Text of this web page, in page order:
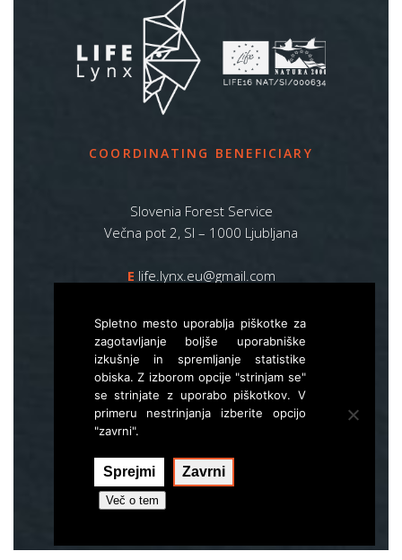
COORDINATING BENEFICIARY
Slovenia Forest Service
Večna pot 2, SI – 1000 Ljubljana
E life.lynx.eu@gmail.com
Sitemap
Izvedba:
Spletno mesto uporablja piškotke za
zagotavljanje boljše uporabniške
izkušnje in spremljanje statistike
obiska. Z izborom opcije "strinjam se"
se strinjate z uporabo piškotkov. V
primeru nestrinjanja izberite opcijo
"zavrni".
Sprejmi Zavrni
Več o tem